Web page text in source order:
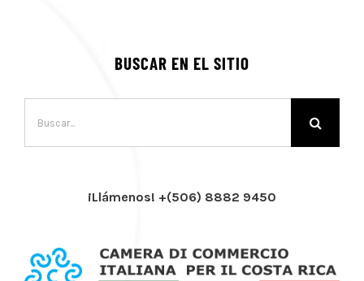
BUSCAR EN EL SITIO
¡Llámenos! +(506) 8882 9450